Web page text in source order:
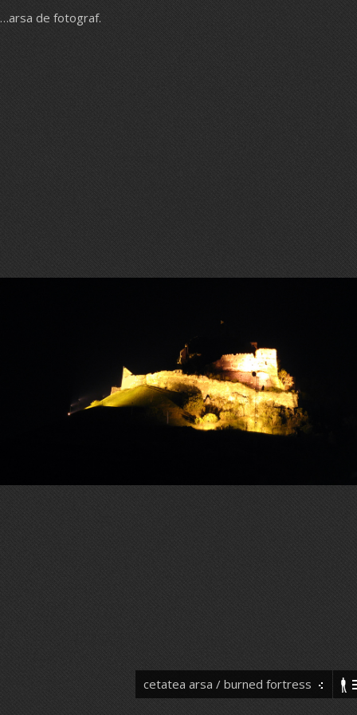
cetatea arsa / burned fortress
…arsa de fotograf.